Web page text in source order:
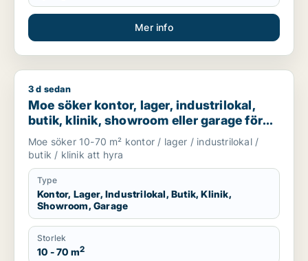
Mer info
Moe söker kontor, lager, industrilokal, butik, klinik,
3 d sedan
Moe söker kontor, lager, industrilokal,
butik, klinik, showroom eller garage för
uthyrning i Stockholm
Moe söker 10-70 m² kontor / lager / industrilokal /
butik / klinik att hyra
Type
Kontor, Lager, Industrilokal, Butik, Klinik,
Showroom, Garage
Storlek
10 - 70 m2